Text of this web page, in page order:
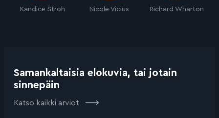
Kandice Stroh Nicole Vicius Richard Wharton
Samankaltaisia elokuvia, tai jotain
sinnepäin
Katso kaikki arviot